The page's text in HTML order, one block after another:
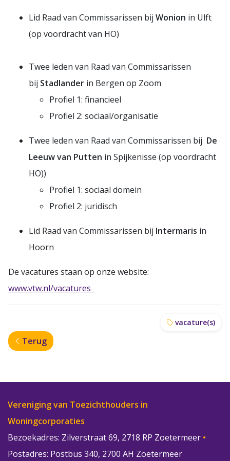
Lid Raad van Commissarissen bij Wonion in Ulft
(op voordracht van HO)
Twee leden van Raad van Commissarissen
bij Stadlander in Bergen op Zoom
Profiel 1: financieel
Profiel 2: sociaal/organisatie
Twee leden van Raad van Commissarissen bij De
Leeuw van Putten in Spijkenisse (op voordracht
HO))
Profiel 1: sociaal domein
Profiel 2: juridisch
Lid Raad van Commissarissen bij Intermaris in
Hoorn
De vacatures staan op onze website:
www.vtw.nl/vacatures
vacature(s)
Terug
Vereniging van Toezichthouders in
Woningcorporaties
Bezoekadres: Zilverstraat 69, 2718 RP Zoetermeer •
Postadres: Postbus 340, 2700 AH Zoetermeer